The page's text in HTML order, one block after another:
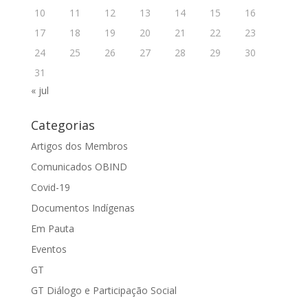
10
11 12 13 14 15
16
17
18 19 20 21 22
23
24
25 26 27 28 29
30
31
« jul
Categorias
Artigos dos Membros
Comunicados OBIND
Covid-19
Documentos Indígenas
Em Pauta
Eventos
GT
GT Diálogo e Participação Social